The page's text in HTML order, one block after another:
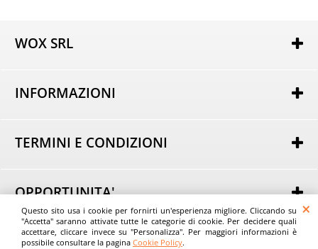
Questo sito usa i cookie per fornirti un'esperienza migliore. Cliccando su
"Accetta" saranno attivate tutte le categorie di cookie. Per decidere quali
accettare, cliccare invece su "Personalizza". Per maggiori informazioni è
possibile consultare la pagina Cookie Policy.
WOX SRL
COE SM21075
----
Tel. +39 0549 963801
INFORMAZIONI
Domande Frequenti
TERMINI E CONDIZIONI
Modalità di pagamento
Modalità di consegna
Spese di trasporto
OPPORTUNITA'
Acquista all'Ingrosso
Consigli
© Wox srl - EvoStore.it